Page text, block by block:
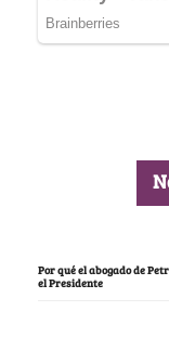
Por qué el abogado de
el Presidente